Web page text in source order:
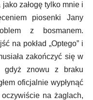
załogę tylko mnie i
piosenki Jany
z bosmanem.
na pokład „Optego” i
zakończyć się w
gdyż znowu z braku
oficjalnie wypłynąć
na żaglach,